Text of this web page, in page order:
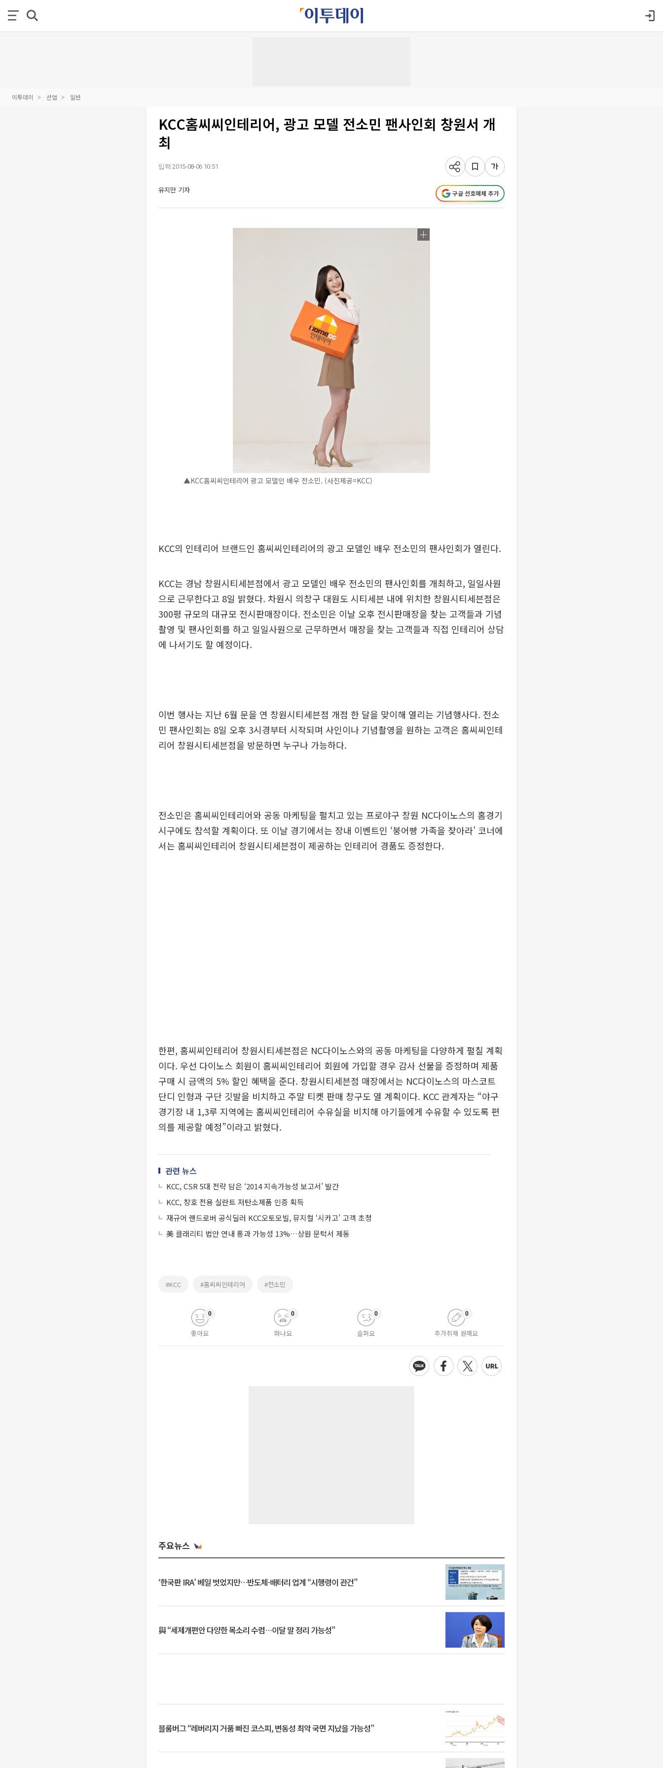
이투데이 산업 일반
KCC홈씨씨인테리어, 광고 모델 전소민 팬사인회 창원서 개
최
입력 2015-08-06 10:51
유지만 기자 구글 선호매체 추가
▲KCC홈씨씨인테리어 광고 모델인 배우 전소민. (사진제공=KCC)
KCC의 인테리어 브랜드인 홈씨씨인테리어의 광고 모델인 배우 전소민의 팬사인회가 열린다.
KCC는 경남 창원시티세븐점에서 광고 모델인 배우 전소민의 팬사인회를 개최하고, 일일사원
으로 근무한다고 8일 밝혔다. 차원시 의창구 대원도 시티세븐 내에 위치한 창원시티세븐점은
300평 규모의 대규모 전시판매장이다. 전소민은 이날 오후 전시판매장을 찾는 고객들과 기념
촬영 및 팬사인회를 하고 일일사원으로 근무하면서 매장을 찾는 고객들과 직접 인테리어 상담
에 나서기도 할 예정이다.
이번 행사는 지난 6월 문을 연 창원시티세븐점 개점 한 달을 맞이해 열리는 기념행사다. 전소
민 팬사인회는 8일 오후 3시경부터 시작되며 사인이나 기념촬영을 원하는 고객은 홈씨씨인테
리어 창원시티세븐점을 방문하면 누구나 가능하다.
전소민은 홈씨씨인테리어와 공동 마케팅을 펼치고 있는 프로야구 창원 NC다이노스의 홈경기
시구에도 참석할 계획이다. 또 이날 경기에서는 장내 이벤트인 ‘붕어빵 가족을 찾아라’ 코너에
서는 홈씨씨인테리어 창원시티세븐점이 제공하는 인테리어 경품도 증정한다.
한편, 홈씨씨인테리어 창원시티세븐점은 NC다이노스와의 공동 마케팅을 다양하게 펼칠 계획
이다. 우선 다이노스 회원이 홈씨씨인테리어 회원에 가입할 경우 감사 선물을 증정하며 제품
구매 시 금액의 5% 할인 혜택을 준다. 창원시티세븐점 매장에서는 NC다이노스의 마스코트
단디 인형과 구단 깃발을 비치하고 주말 티켓 판매 창구도 열 계획이다. KCC 관계자는 “야구
경기장 내 1,3루 지역에는 홈씨씨인테리어 수유실을 비치해 아기들에게 수유할 수 있도록 편
의를 제공할 예정”이라고 밝혔다.
관련 뉴스
KCC, CSR 5대 전략 담은 ‘2014 지속가능성 보고서’ 발간
KCC, 창호 전용 실란트 저탄소제품 인증 획득
재규어 랜드로버 공식딜러 KCC오토모빌, 뮤지컬 ‘시카고’ 고객 초청
美 클래리티 법안 연내 통과 가능성 13%…상원 문턱서 제동
#KCC #홈씨씨인테리어 #전소민
좋아요
0
화나요
0
슬퍼요
0
추가취재 원해요
0
주요뉴스
‘한국판 IRA’ 베일 벗었지만…반도체·배터리 업계 “시행령이 관건”
與 “세제개편안 다양한 목소리 수렴…이달 말 정리 가능성”
블룸버그 “레버리지 거품 빠진 코스피, 변동성 최악 국면 지났을 가능성”